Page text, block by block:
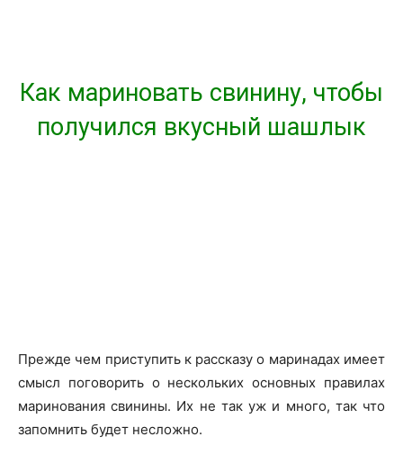
Как мариновать свинину, чтобы
получился вкусный шашлык
Прежде чем приступить к рассказу о маринадах имеет
смысл поговорить о нескольких основных правилах
маринования свинины. Их не так уж и много, так что
запомнить будет несложно.